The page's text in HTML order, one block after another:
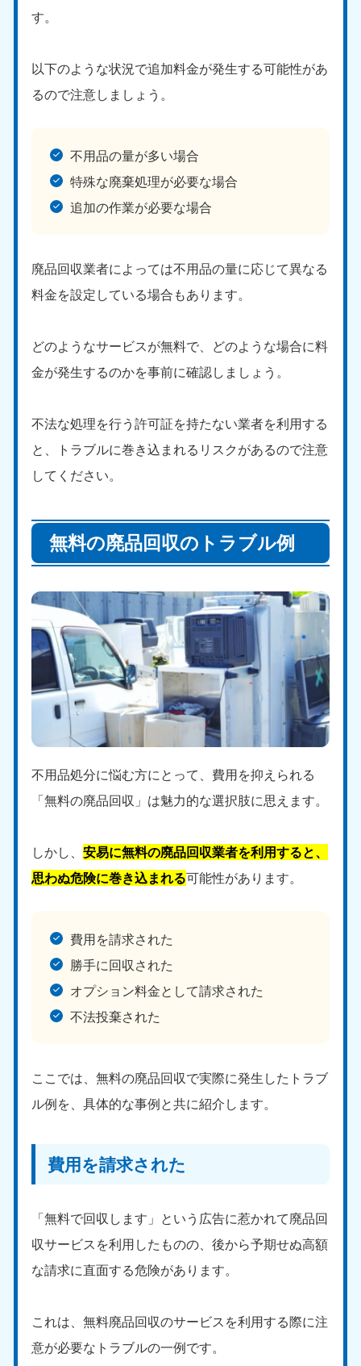
す。
以下のような状況で追加料金が発生する可能性があ
るので注意しましょう。
不用品の量が多い場合
特殊な廃棄処理が必要な場合
追加の作業が必要な場合
廃品回収業者によっては不用品の量に応じて異なる
料金を設定している場合もあります。
どのようなサービスが無料で、どのような場合に料
金が発生するのかを事前に確認しましょう。
不法な処理を行う許可証を持たない業者を利用する
と、トラブルに巻き込まれるリスクがあるので注意
してください。
無料の廃品回収のトラブル例
不用品処分に悩む方にとって、費用を抑えられる
「無料の廃品回収」は魅力的な選択肢に思えます。
しかし、安易に無料の廃品回収業者を利用すると、
思わぬ危険に巻き込まれる可能性があります。
費用を請求された
勝手に回収された
オプション料金として請求された
不法投棄された
ここでは、無料の廃品回収で実際に発生したトラブ
ル例を、具体的な事例と共に紹介します。
費用を請求された
「無料で回収します」という広告に惹かれて廃品回
収サービスを利用したものの、後から予期せぬ高額
な請求に直面する危険があります。
これは、無料廃品回収のサービスを利用する際に注
意が必要なトラブルの一例です。
北海道
9:00〜19:00 年中無休 9:00〜19:00 年中無休
岩手県
050-1881-5274
秋田県
050-1881-5275
山形県
050-1881-5273
9:00〜19:00 年中無休
宮城県
050-1881-5272
9:00〜19:00 年中無休